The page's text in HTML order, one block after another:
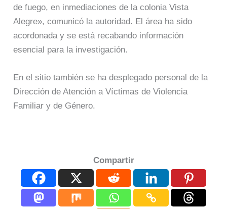
de fuego, en inmediaciones de la colonia Vista
Alegre», comunicó la autoridad. El área ha sido
acordonada y se está recabando información
esencial para la investigación.
En el sitio también se ha desplegado personal de la
Dirección de Atención a Víctimas de Violencia
Familiar y de Género.
Compartir